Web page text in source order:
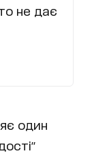
не дає
один